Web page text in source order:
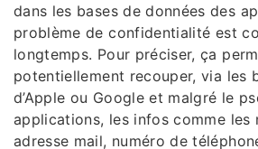
dans les bases de données des
problème de confidentialité est
longtemps. Pour préciser, ça
potentiellement recouper, via les
d’Apple ou Google et malgré le
applications, les infos comme les
adresse mail, numéro de